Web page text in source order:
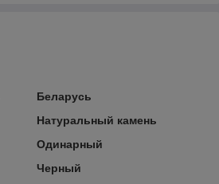
Беларусь
Натуральный камень
Одинарный
Черный